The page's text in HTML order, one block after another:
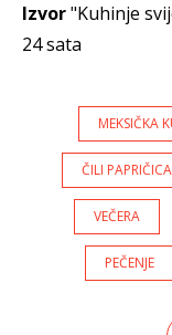
Izvor"Kuhinje
24 sata
MEKSIČKA
ČILI PAPRIČICA
VEČERA
PEČENJE